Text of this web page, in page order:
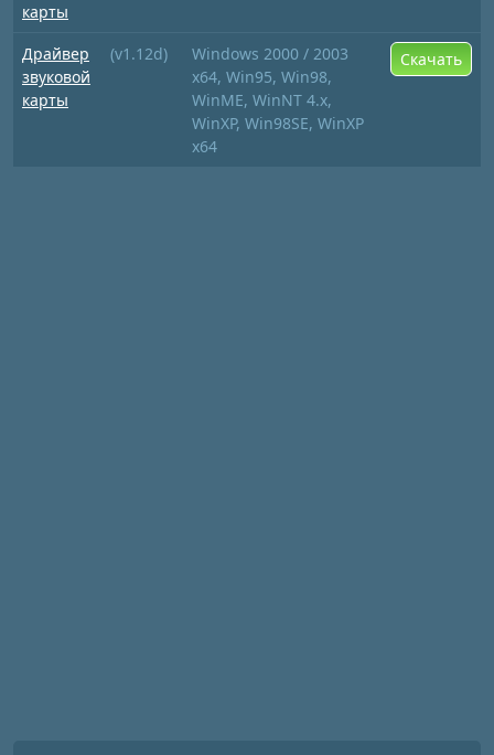
карты
Драйвер
звуковой
карты
(v1.12d)
Windows 2000 / 2003
x64, Win95, Win98,
WinME, WinNT 4.x,
WinXP, Win98SE, WinXP
x64
Скачать